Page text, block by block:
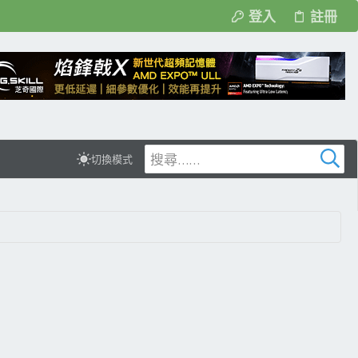
登入 註冊
切換模式